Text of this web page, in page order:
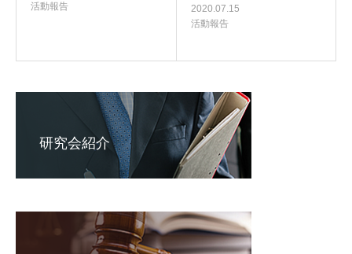
活動報告
2020.07.15
活動報告
研究会紹介